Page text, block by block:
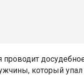
проводит
который упал